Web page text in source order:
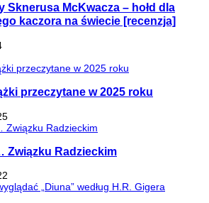
Sknerusa McKwacza – hołd dla
kaczora na świecie [recenzja]
przeczytane w 2025 roku
Związku Radzieckim